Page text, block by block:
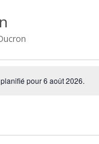
pour 6 août 2026.